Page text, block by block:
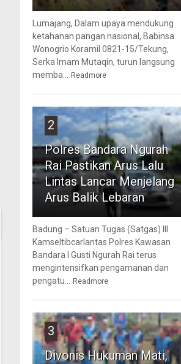
Lumajang, Dalam upaya mendukung
ketahanan pangan nasional, Babinsa
Wonogrio Koramil 0821-15/Tekung,
Serka Imam Mutaqin, turun langsung
memba... Readmore
2
Polres Bandara Ngurah
Rai Pastikan Arus Lalu
Lintas Lancar Menjelang
Arus Balik Lebaran
Badung – Satuan Tugas (Satgas) III
Kamseltibcarlantas Polres Kawasan
Bandara I Gusti Ngurah Rai terus
mengintensifkan pengamanan dan
pengatu... Readmore
3
Divonis Hukuman Mati,